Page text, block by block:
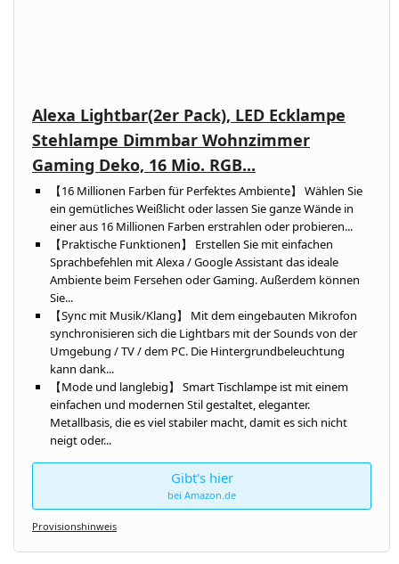
Alexa Lightbar(2er Pack), LED Ecklampe
Stehlampe Dimmbar Wohnzimmer
Gaming Deko, 16 Mio. RGB...
【16 Millionen Farben für Perfektes Ambiente】 Wählen Sie
ein gemütliches Weißlicht oder lassen Sie ganze Wände in
einer aus 16 Millionen Farben erstrahlen oder probieren...
【Praktische Funktionen】 Erstellen Sie mit einfachen
Sprachbefehlen mit Alexa / Google Assistant das ideale
Ambiente beim Fersehen oder Gaming. Außerdem können
Sie...
【Sync mit Musik/Klang】 Mit dem eingebauten Mikrofon
synchronisieren sich die Lightbars mit der Sounds von der
Umgebung / TV / dem PC. Die Hintergrundbeleuchtung
kann dank...
【Mode und langlebig】 Smart Tischlampe ist mit einem
einfachen und modernen Stil gestaltet, eleganter.
Metallbasis, die es viel stabiler macht, damit es sich nicht
neigt oder...
Gibt's hier
bei Amazon.de
Provisionshinweis